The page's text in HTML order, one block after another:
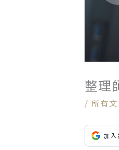
整理
/ 所有
加